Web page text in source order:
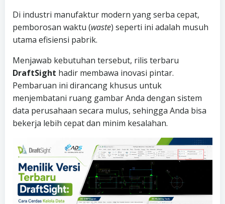
Di industri manufaktur modern yang serba cepat,
pemborosan waktu (waste) seperti ini adalah musuh
utama efisiensi pabrik.
Menjawab kebutuhan tersebut, rilis terbaru
DraftSight hadir membawa inovasi pintar.
Pembaruan ini dirancang khusus untuk
menjembatani ruang gambar Anda dengan sistem
data perusahaan secara mulus, sehingga Anda bisa
bekerja lebih cepat dan minim kesalahan.